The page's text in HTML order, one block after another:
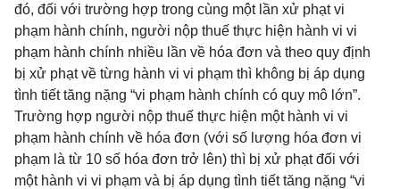
đó, đối với trường hợp trong cùng một lần xử phạt vi
phạm hành chính, người nộp thuế thực hiện hành vi vi
phạm hành chính nhiều lần về hóa đơn và theo quy định
bị xử phạt về từng hành vi vi phạm thì không bị áp dụng
tình tiết tăng nặng “vi phạm hành chính có quy mô lớn”.
Trường hợp người nộp thuế thực hiện một hành vi vi
phạm hành chính về hóa đơn (với số lượng hóa đơn vi
phạm là từ 10 số hóa đơn trở lên) thì bị xử phạt đối với
một hành vi vi phạm và bị áp dụng tình tiết tăng nặng “vi